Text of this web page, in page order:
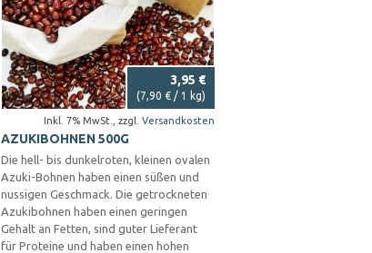
3,95 €
Inkl. 7% MwSt. zzgl. Versandkosten
(7,90 € / 1 kg)
AZUKIBOHNEN 500G
Die hell- bis dunkelroten, kleinen ovalen
Azuki-Bohnen haben einen süßen und
nussigen Geschmack. Die getrockneten
Azukibohnen haben einen geringen
Gehalt an Fetten, sind guter Lieferant
für Proteine und haben einen hohen